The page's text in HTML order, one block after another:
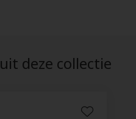
deze collectie